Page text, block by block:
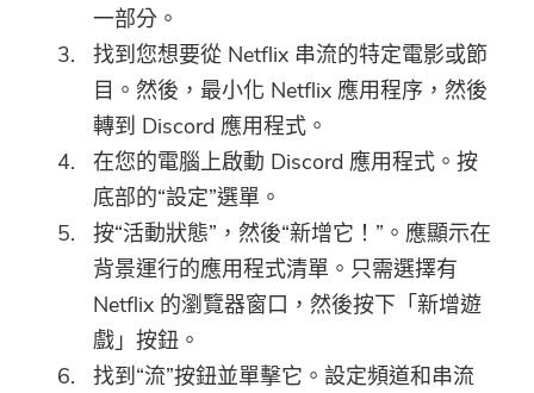
一部分。
找到您想要從 Netflix 串流的特定電影或節
目。然後，最小化 Netflix 應用程序，然後
轉到 Discord 應用程式。
在您的電腦上啟動 Discord 應用程式。按
底部的“設定”選單。
按“活動狀態”，然後“新增它！”。應顯示在
背景運行的應用程式清單。只需選擇有
Netflix 的瀏覽器窗口，然後按下「新增遊
戲」按鈕。
找到“流”按鈕並單擊它。設定頻道和串流